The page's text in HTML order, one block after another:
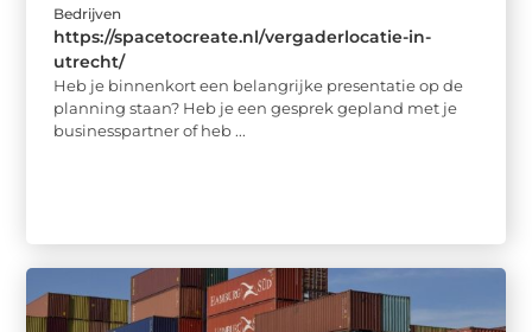
Bedrijven
https://spacetocreate.nl/vergaderlocatie-in-
utrecht/
Heb je binnenkort een belangrijke presentatie op de
planning staan? Heb je een gesprek gepland met je
businesspartner of heb ...